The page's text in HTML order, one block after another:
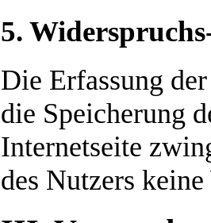
5.
Die Erfassung
die Speicherung
Internetseite
des Nutzers